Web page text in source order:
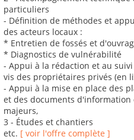
particuliers
- Définition de méthodes et
des acteurs locaux :
* Entretien de fossés et
* Diagnostics de vulnérabilité
- Appui à la rédaction et au
vis des propriétaires privés (en
- Appui à la mise en place des
et des documents
majeurs,
3 - Études et chantiers
etc. [ voir l'offre complète ]